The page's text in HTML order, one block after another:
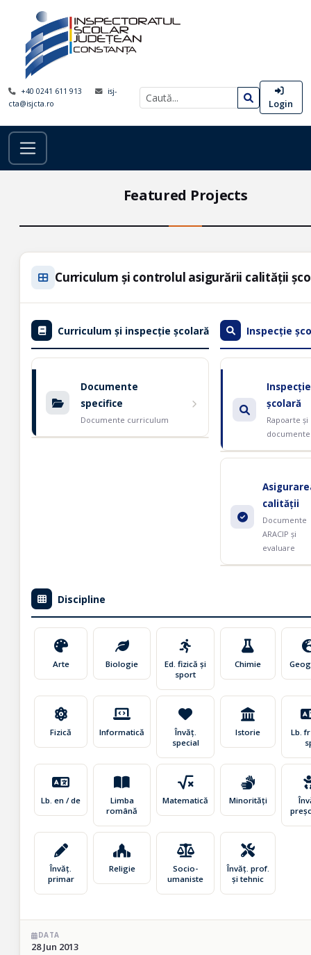
+40 0241 611 913
isj-
cta@isjcta.ro
Login
Featured Projects
Curriculum și controlul asigurării calității
Curriculum și inspecție școlară
Documente
specifice
Documente curriculum
Inspecție
Inspecție
școlară
Rapoarte și
documente
calității
Documente
ARACIP și
evaluare
Discipline
Arte Biologie
Ed. fizică și
sport
Chimie
Fizică Informatică
Învăț.
special
Istorie
Lb.
Lb. en / de
Limba
română
Matematică Minorități
Învăț.
primar
Religie
Socio-
umaniste
Învăț. prof.
și tehnic
DATA
28 Jun 2013